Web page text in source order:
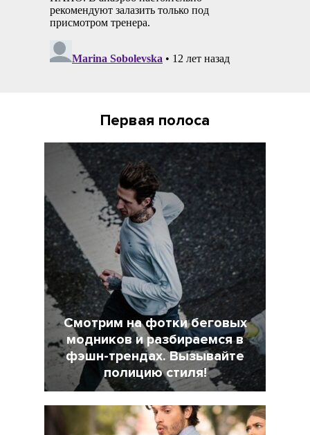
Первая полоса
Смотрим на фотки беговых
модников и разбираемся в
фэшн-трендах. Вызывайте
полицию стиля!